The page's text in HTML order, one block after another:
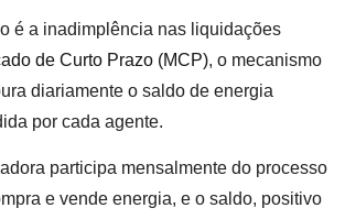
é a inadimplência nas liquidações
de Curto Prazo (MCP), o mecanismo
diariamente o saldo de energia
por cada agente.
participa mensalmente do processo
e vende energia, e o saldo, positivo